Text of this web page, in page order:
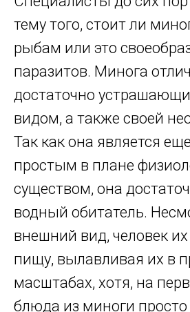
тему того, стоит ли
рыбам или это
паразитов. Минога
достаточно
видом, а также своей
Так как она является
простым в плане
существом, она
водный обитатель.
внешний вид, человек их
пищу, вылавливая их в
масштабах, хотя, на
блюда из миноги просто